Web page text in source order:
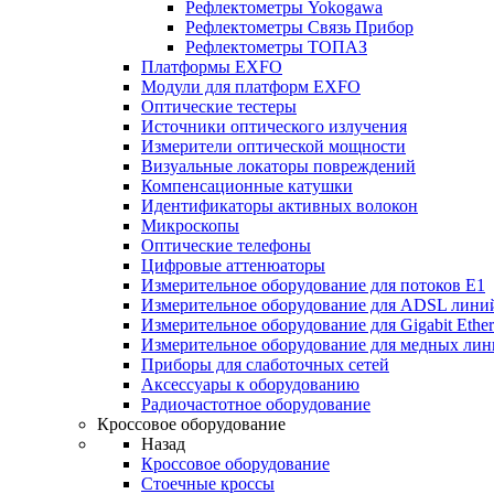
Рефлектометры Yokogawa
Рефлектометры Связь Прибор
Рефлектометры ТОПАЗ
Платформы EXFO
Модули для платформ EXFO
Оптические тестеры
Источники оптического излучения
Измерители оптической мощности
Визуальные локаторы повреждений
Компенсационные катушки
Идентификаторы активных волокон
Микроскопы
Оптические телефоны
Цифровые аттенюаторы
Измерительное оборудование для потоков Е1
Измерительное оборудование для ADSL
Измерительное оборудование для Gigabit
Измерительное оборудование для медных
Приборы для слаботочных сетей
Аксессуары к оборудованию
Радиочастотное оборудование
Кроссовое оборудование
Назад
Кроссовое оборудование
Стоечные кроссы